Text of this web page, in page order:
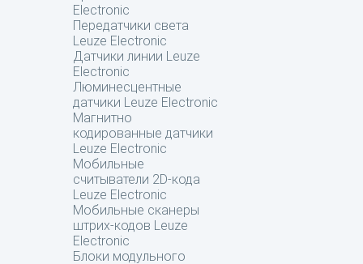
Electronic
Передатчики света
Leuze Electronic
Датчики линии Leuze
Electronic
Люминесцентные
датчики Leuze Electronic
Магнитно
кодированные датчики
Leuze Electronic
Мобильные
считыватели 2D-кода
Leuze Electronic
Мобильные сканеры
штрих-кодов Leuze
Electronic
Блоки модульного